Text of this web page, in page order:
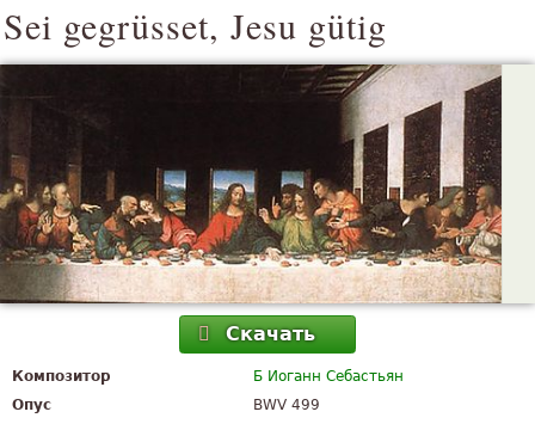
Sei gegrüsset, Jesu gütig
Скачать
Композитор
Б Иоганн Себастьян
Опус
BWV 499